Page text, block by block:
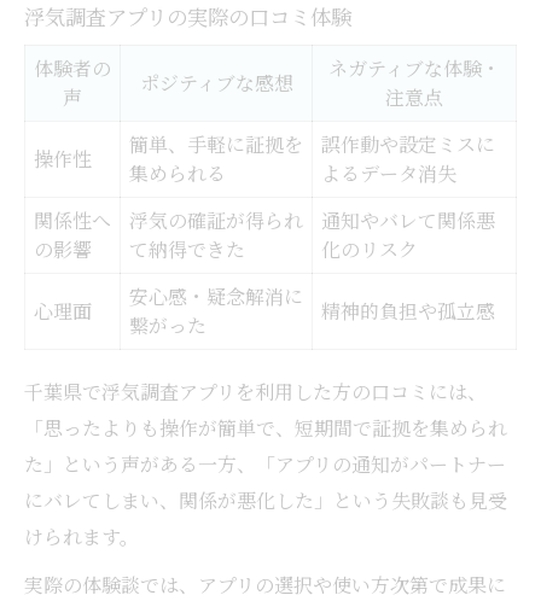
浮気調査アプリの実際の口コミ体験
体験者の
声
ポジティブな感想
ネガティブな体験・
注意点
操作性
簡単、手軽に証拠を
集められる
誤作動や設定ミスに
よるデータ消失
関係性へ
の影響
浮気の確証が得られ
て納得できた
通知やバレて関係悪
化のリスク
心理面
安心感・疑念解消に
繋がった
精神的負担や孤立感
千葉県で浮気調査アプリを利用した方の口コミには、
「思ったよりも操作が簡単で、短期間で証拠を集められ
た」という声がある一方、「アプリの通知がパートナー
にバレてしまい、関係が悪化した」という失敗談も見受
けられます。
実際の体験談では、アプリの選択や使い方次第で成果に